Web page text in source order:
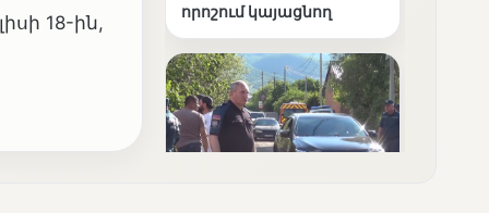
18-ին,
որոշում կայացնող